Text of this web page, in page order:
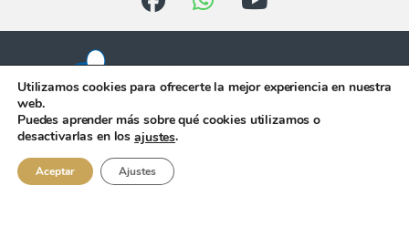
Atención telefónica de 10:00 h.
956 344 058
Utilizamos cookies para ofrecerte la mejor experiencia en nuestra
web.
Puedes aprender más sobre qué cookies utilizamos o
desactivarlas en losajustes.
Aceptar Ajustes